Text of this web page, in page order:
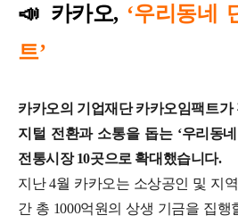
📣 카카오, ‘우리동네
트’
카카오의 기업재단 카카오임팩트가
지털 전환과 소통을 돕는 ‘우리동
전통시장 10곳으로 확대했습니다.
지난 4월 카카오는 소상공인 및 지
간 총 1000억원의 상생 기금을 집